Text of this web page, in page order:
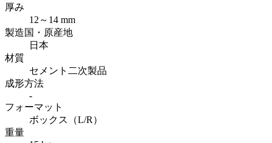
厚み
12～14 mm
製造国・原産地
日本
材質
セメント二次製品
成形方法
-
フォーマット
ボックス（L/R）
重量